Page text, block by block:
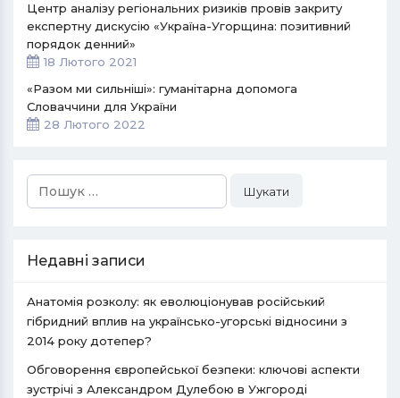
Центр аналізу регіональних ризиків провів закриту
експертну дискусію «Україна-Угорщина: позитивний
порядок денний»
18 Лютого 2021
«Разом ми сильніші»: гуманітарна допомога
Словаччини для України
28 Лютого 2022
Пошук:
Недавні записи
Анатомія розколу: як еволюціонував російський
гібридний вплив на українсько-угорські відносини з
2014 року дотепер?
Обговорення європейської безпеки: ключові аспекти
зустрічі з Александром Дулебою в Ужгороді